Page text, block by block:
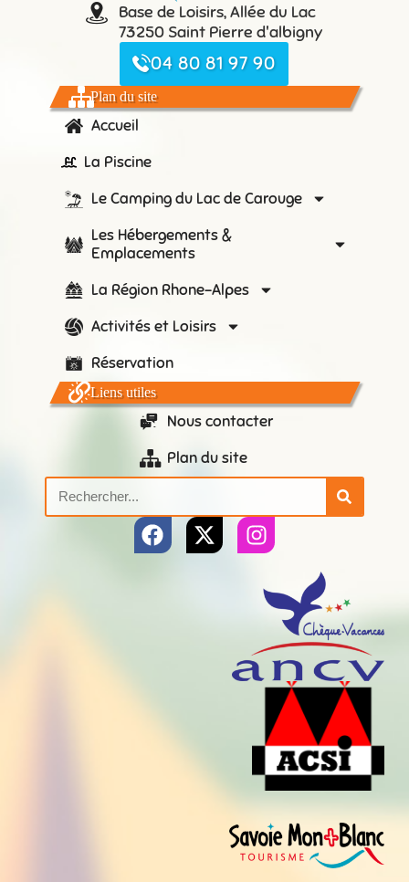
Base de Loisirs, Allée du Lac
73250 Saint Pierre d'albigny
04 80 81 97 90
Plan du site
Accueil
La Piscine
Le Camping du Lac de Carouge
Les Hébergements &
Emplacements
La Région Rhone-Alpes
Activités et Loisirs
Réservation
Liens utiles
Nous contacter
Plan du site